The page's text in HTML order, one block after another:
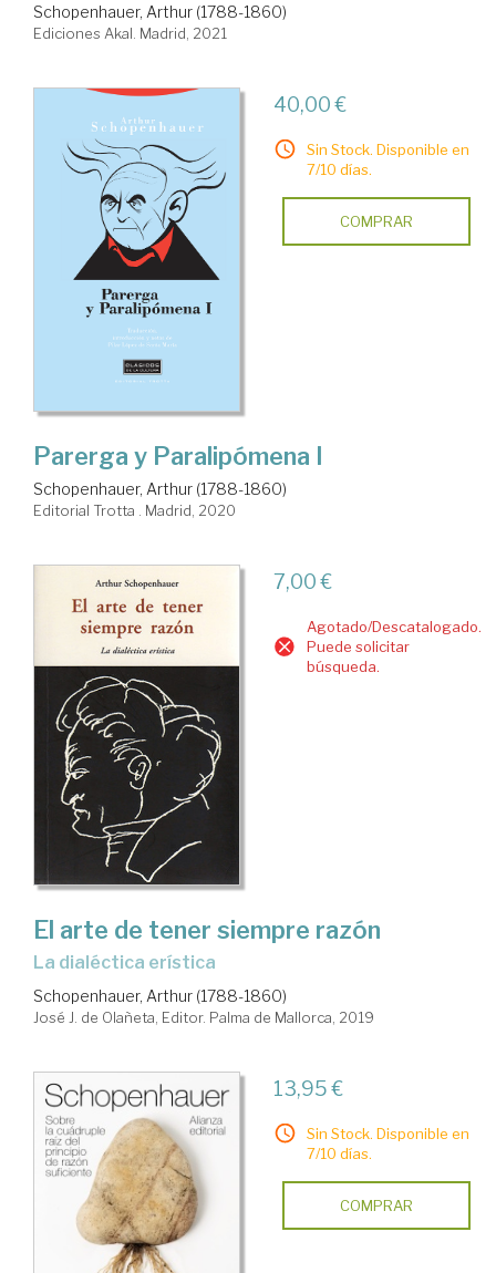
Schopenhauer, Arthur (1788-1860)
Ediciones Akal. Madrid, 2021
40,00 €
Sin Stock. Disponible en
7/10 días.
COMPRAR
Parerga y Paralipómena I
Schopenhauer, Arthur (1788-1860)
Editorial Trotta . Madrid, 2020
7,00 €
Agotado/Descatalogado.
Puede solicitar
búsqueda.
El arte de tener siempre razón
la dialéctica erística
Schopenhauer, Arthur (1788-1860)
José J. de Olañeta, Editor. Palma de Mallorca, 2019
13,95 €
Sin Stock. Disponible en
7/10 días.
COMPRAR